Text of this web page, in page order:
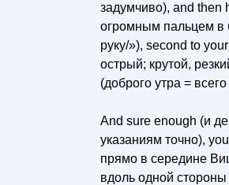
задумчиво), and then
огромным пальцем в
руку/»), second to
острый; крутой,
(доброго утра =
And sure enough (и
указаниям точно),
прямо в середине
вдоль одной